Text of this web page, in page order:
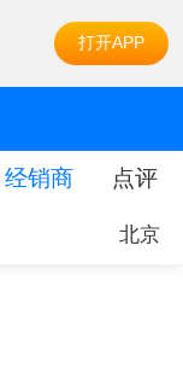
打开APP
经销商 点评
北京